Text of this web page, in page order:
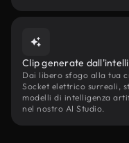
Clip generate
Dai libero sfogo alla tua
Socket elettrico surreali,
modelli di intelligenza
nel nostro AI Studio.